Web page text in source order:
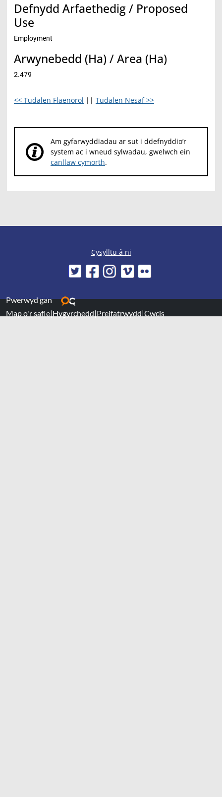
Defnydd Arfaethedig / Proposed
Use
Employment
Arwynebedd (Ha) / Area (Ha)
2.479
<< Tudalen Flaenorol || Tudalen Nesaf >>
Am gyfarwyddiadau ar sut i ddefnyddio’r
system ac i wneud sylwadau, gwelwch ein
canllaw cymorth.
Cysylltu â ni
Pwerwyd gan
Map o'r safle|Hygyrchedd|Preifatrwydd|Cwcis